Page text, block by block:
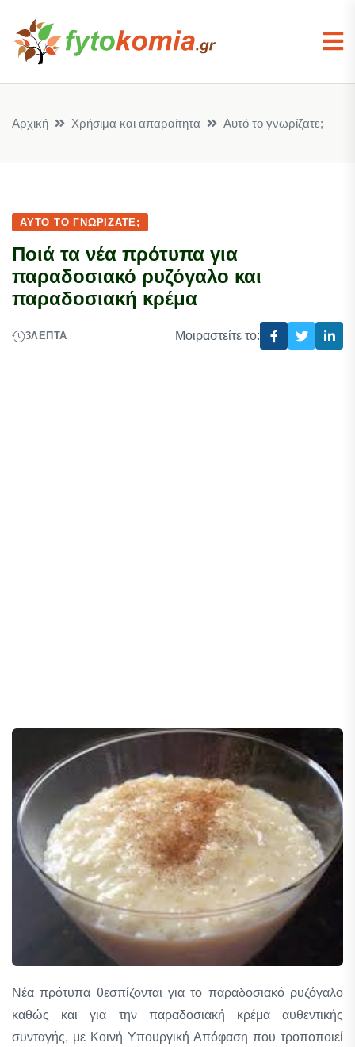
Αρχική Χρήσιμα και απαραίτητα Αυτό το γνωρίζατε;
ΑΥΤΌ ΤΟ ΓΝΩΡΊΖΑΤΕ;
Ποιά τα νέα πρότυπα για
παραδοσιακό ρυζόγαλο και
παραδοσιακή κρέμα
3ΛΕΠΤΆ Μοιραστείτε το:
Νέα πρότυπα θεσπίζονται για το παραδοσιακό ρυζόγαλο
καθώς και για την παραδοσιακή κρέμα αυθεντικής
συνταγής, με Κοινή Υπουργική Απόφαση που τροποποιεί